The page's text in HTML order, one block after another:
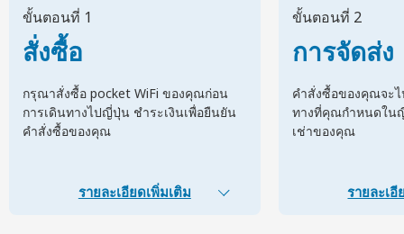
ขั้นตอนที่ 1
สั่งซื้อ
กรุณาสั่งซื้อ pocket WiFi ของคุณก่อน
การเดินทางไปญี่ปุ่น ชำระเงินเพื่อยืนยัน
คำสั่งซื้อของคุณ
รายละเอียดเพิ่มเติม
ขั้นตอนที่ 2
การจัดส่ง
คำสั่งซื้อของคุณจะ
ทางที่คุณกำหนดใน
เช่าของคุณ
รายละเ